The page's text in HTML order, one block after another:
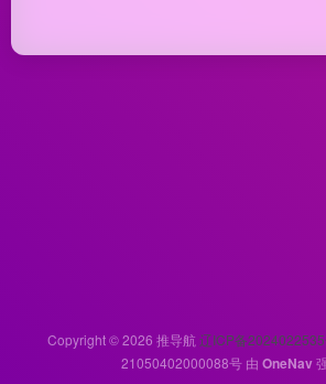
Copyright © 2026 推导航 辽ICP备2024022535
21050402000088号 由 OneNav